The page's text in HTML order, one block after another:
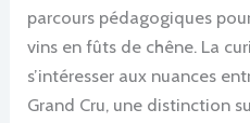
parcours pédagogiques
vins en fûts de chêne. La
s’intéresser aux nuances
Grand Cru, une distinction